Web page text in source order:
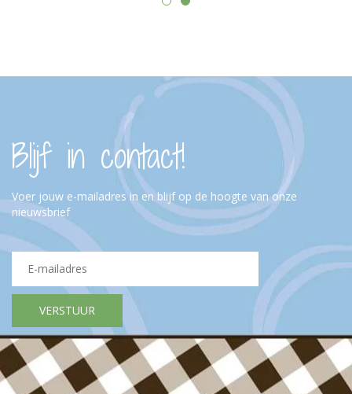
Blijf in contact!
Voer jouw e-mailadres in en blijf op de hoogte van onze
nieuwsbrief